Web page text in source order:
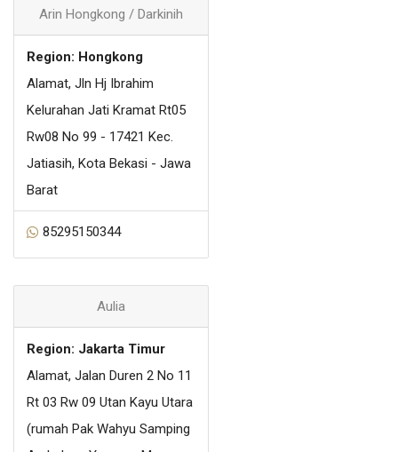
Arin Hongkong / Darkinih
Region: Hongkong
Alamat, Jln Hj Ibrahim
Kelurahan Jati Kramat Rt05
Rw08 No 99 - 17421 Kec.
Jatiasih, Kota Bekasi - Jawa
Barat
85295150344
Aulia
Region: Jakarta Timur
Alamat, Jalan Duren 2 No 11
Rt 03 Rw 09 Utan Kayu Utara
(rumah Pak Wahyu Samping